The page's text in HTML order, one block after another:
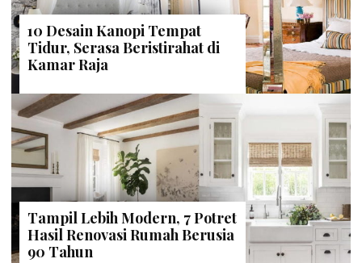
10 Desain Kanopi Tempat
Tidur, Serasa Beristirahat di
Kamar Raja
Tampil Lebih Modern, 7 Potret
Hasil Renovasi Rumah Berusia
90 Tahun